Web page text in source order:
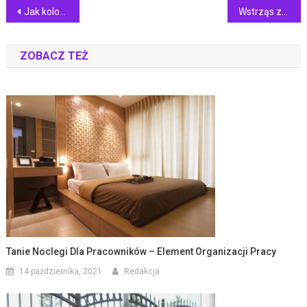
Nawigacja
wpisu
Jak kolor zestawu do pole dance wpływa na wygląd sylwetki?
ZOBACZ TEŻ
Tanie Noclegi Dla Pracowników – Element Organizacji Pracy
14 października, 2021 Redakcja